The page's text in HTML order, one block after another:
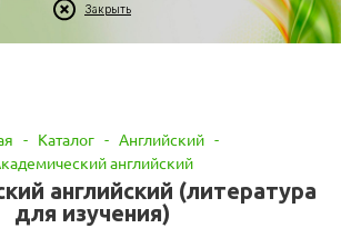
Закрыть
- Каталог - Английский -
английский
английский (литература
для изучения)